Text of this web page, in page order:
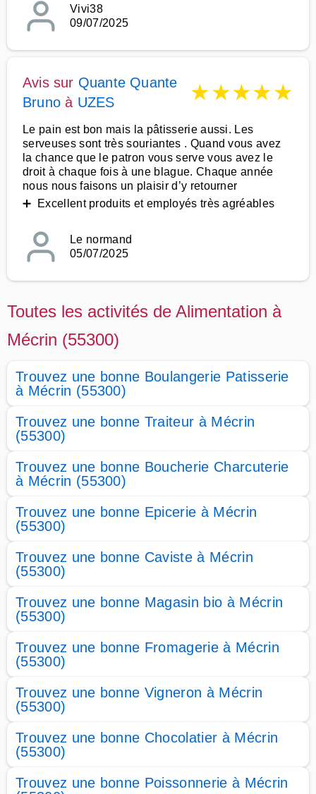
Vivi38
09/07/2025
Avis sur Quante Quante
Bruno à UZES ★★★★★
Le pain est bon mais la pâtisserie aussi. Les
serveuses sont très souriantes . Quand vous avez
la chance que le patron vous serve vous avez le
droit à chaque fois à une blague. Chaque année
nous nous faisons un plaisir d’y retourner
➕ Excellent produits et employés très agréables
Le normand
05/07/2025
Toutes les activités de Alimentation à
Mécrin (55300)
Trouvez une bonne Boulangerie Patisserie
à Mécrin (55300)
Trouvez une bonne Traiteur à Mécrin
(55300)
Trouvez une bonne Boucherie Charcuterie
à Mécrin (55300)
Trouvez une bonne Epicerie à Mécrin
(55300)
Trouvez une bonne Caviste à Mécrin
(55300)
Trouvez une bonne Magasin bio à Mécrin
(55300)
Trouvez une bonne Fromagerie à Mécrin
(55300)
Trouvez une bonne Vigneron à Mécrin
(55300)
Trouvez une bonne Chocolatier à Mécrin
(55300)
Trouvez une bonne Poissonnerie à Mécrin